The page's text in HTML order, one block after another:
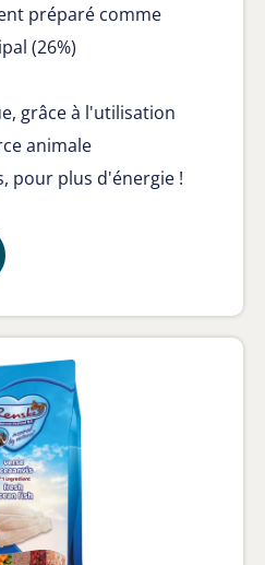
préparé comme
(26%)
grâce à l'utilisation
animale
pour plus d'énergie !